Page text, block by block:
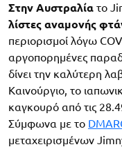
Στην Αυστραλία το
λίστες αναμονής
περιορισμοί λόγω
αργοπορημένες
δίνει την καλύτερη
Καινούργιο, το
καγκουρό από τις
Σύμφωνα με το
μεταχειρισμένων